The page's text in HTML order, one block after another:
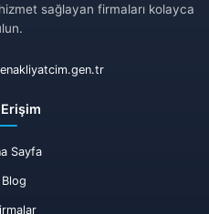
sağlayan firmaları kolayca
Erişim
Sayfa
Blog